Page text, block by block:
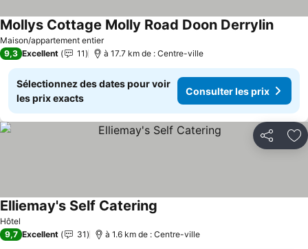
Maison/appartement entier
Mollys Cottage Molly Road Doon Derrylin
9,3 Excellent 11 à 17.7 km de : Centre-ville
Sélectionnez des dates pour voir
les prix exacts
Consulter les prix
Partager
Hôtel
Elliemay's Self Catering
9,7 Excellent 31 à 1.6 km de : Centre-ville